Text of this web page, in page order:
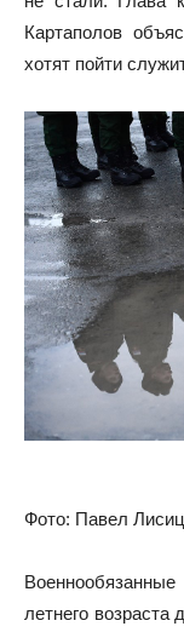
Картаполов
хотят пойти
Фото: Павел
летнего возраста